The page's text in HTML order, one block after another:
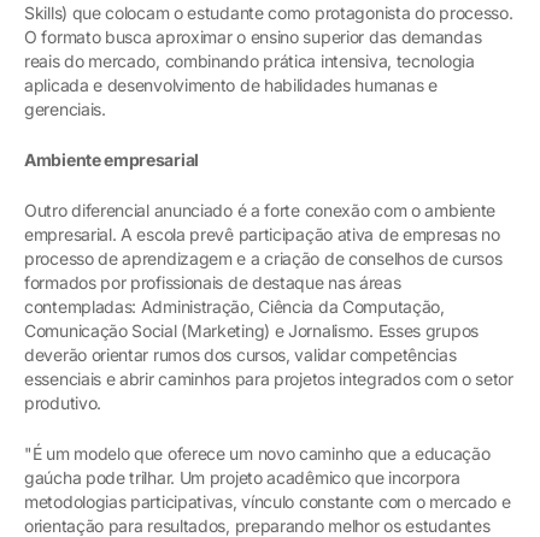
Skills) que colocam o estudante como protagonista do processo.
O formato busca aproximar o ensino superior das demandas
reais do mercado, combinando prática intensiva, tecnologia
aplicada e desenvolvimento de habilidades humanas e
gerenciais.
Ambiente empresarial
Outro diferencial anunciado é a forte conexão com o ambiente
empresarial. A escola prevê participação ativa de empresas no
processo de aprendizagem e a criação de conselhos de cursos
formados por profissionais de destaque nas áreas
contempladas: Administração, Ciência da Computação,
Comunicação Social (Marketing) e Jornalismo. Esses grupos
deverão orientar rumos dos cursos, validar competências
essenciais e abrir caminhos para projetos integrados com o setor
produtivo.
"É um modelo que oferece um novo caminho que a educação
gaúcha pode trilhar. Um projeto acadêmico que incorpora
metodologias participativas, vínculo constante com o mercado e
orientação para resultados, preparando melhor os estudantes